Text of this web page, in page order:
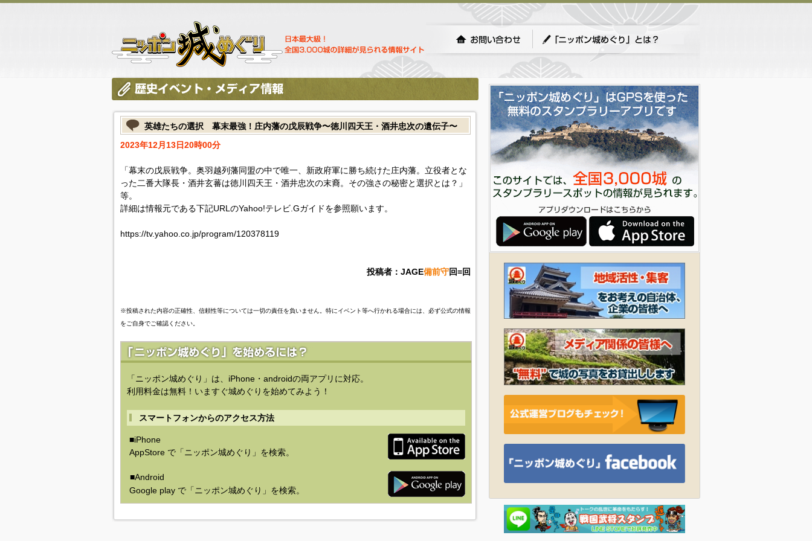
英雄たちの選択 幕末最強！庄内藩の戊辰戦争〜徳川四天王・酒井忠次の遺伝子〜
2023年12月13日20時00分
「幕末の戊辰戦争。奥羽越列藩同盟の中で唯一、新政府軍に勝ち続けた庄内藩。立役者とな
った二番大隊長・酒井玄蕃は徳川四天王・酒井忠次の末裔。その強さの秘密と選択とは？」
等。
詳細は情報元である下記URLのYahoo!テレビ.Gガイドを参照願います。
https://tv.yahoo.co.jp/program/120378119
投稿者：JAGE備前守回=回
※投稿された内容の正確性、信頼性等については一切の責任を負いません。特にイベント等へ行かれる場合には、必ず公式の情報
をご自身でご確認ください。
「ニッポン城めぐり」は、iPhone・androidの両アプリに対応。
利用料金は無料！いますぐ城めぐりを始めてみよう！
スマートフォンからのアクセス方法
■iPhone
AppStore で「ニッポン城めぐり」を検索。
■Android
Google play で「ニッポン城めぐり」を検索。